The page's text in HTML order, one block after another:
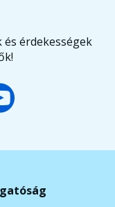
érdekességek